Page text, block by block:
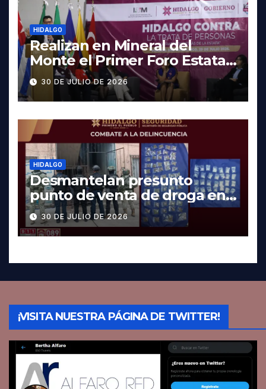
HIDALGO
Realizan en Mineral del
Monte el Primer Foro Estatal
contra la Trata de Personas
30 DE JULIO DE 2026
HIDALGO
Desmantelan presunto
punto de venta de droga en
Pachuca; hay dos detenidos
30 DE JULIO DE 2026
¡VISITA NUESTRA PÁGINA DE TWITTER!